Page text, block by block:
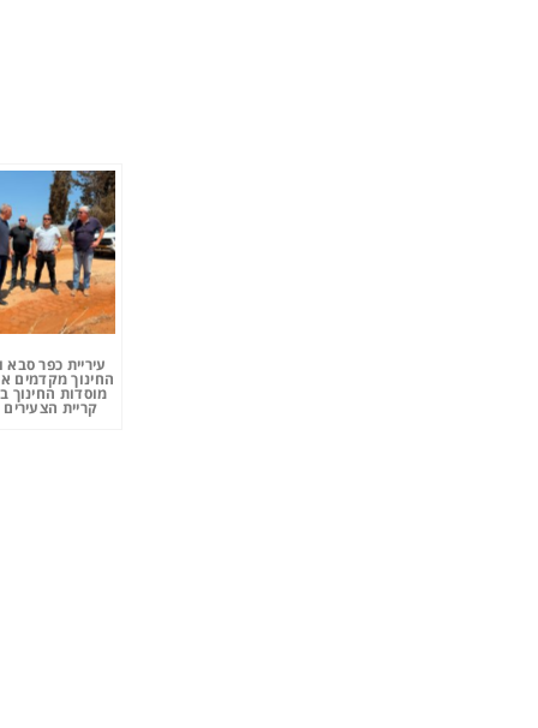
עיריית כפר
החינוך מקדמים
מוסדות החינוך
קריית